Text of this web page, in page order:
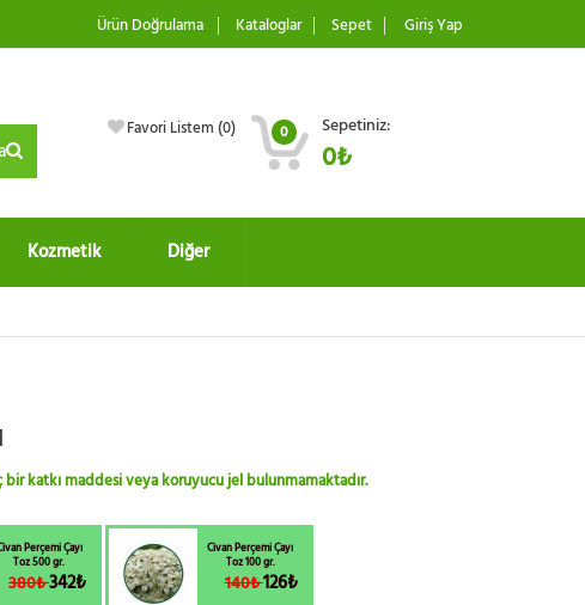
Ürün Doğrulama Kataloglar Sepet Giriş Yap
Favori Listem (0) 0 Sepetiniz:
0₺
Kozmetik Diğer
katkı maddesi veya koruyucu jel bulunmamaktadır.
Perçemi Çayı
Toz 500 gr.
380₺342₺
Civan Perçemi Çayı
Toz 100 gr.
140₺126₺